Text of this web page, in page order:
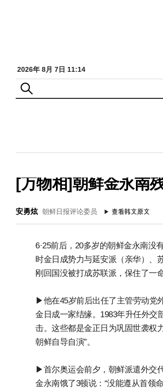
2026年 8月 7日 11:14
[万物相]朝鲜金永南
安勇炫 朝鲜日报评论委员
6·25前后，20多岁的朝鲜金永南没
时金日成势力与延安派（亲华）、
刚回国没被打成苏联派，保住了一
▶他在45岁前后出任了主管劳动党
金日成一家结缘。1983年升任外交
击。这些都是金正日为巩固世袭权
朝鲜自导自演”。
▶首尔奥运会前夕，朝鲜派遣外交
金永南饿了3顿说：“没能遵从首领